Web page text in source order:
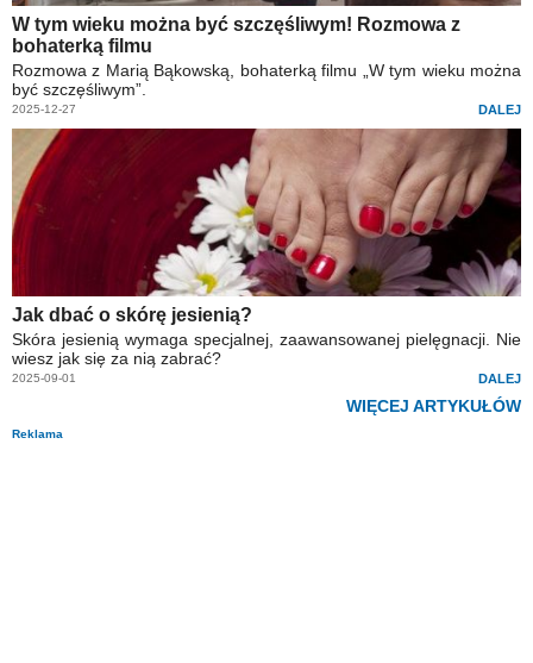
W tym wieku można być szczęśliwym! Rozmowa z
bohaterką filmu
Rozmowa z Marią Bąkowską, bohaterką filmu „W tym wieku można
być szczęśliwym”.
2025-12-27 DALEJ
Jak dbać o skórę jesienią?
Skóra jesienią wymaga specjalnej, zaawansowanej pielęgnacji. Nie
wiesz jak się za nią zabrać?
2025-09-01 DALEJ
WIĘCEJ ARTYKUŁÓW
Reklama